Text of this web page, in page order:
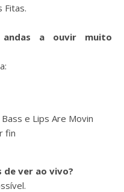
Fitas.
a ouvir muito
e Lips Are Movin
fin
ver ao vivo?